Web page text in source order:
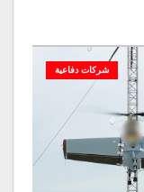
شركات دفاعية